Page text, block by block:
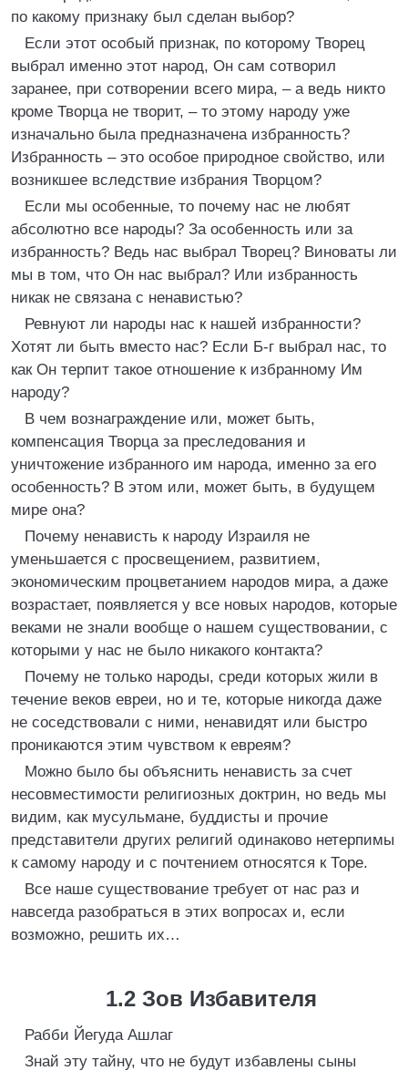
по какому признаку был сделан выбор?
Если этот особый признак, по которому Творец
выбрал именно этот народ, Он сам сотворил
заранее, при сотворении всего мира, – а ведь никто
кроме Творца не творит, – то этому народу уже
изначально была предназначена избранность?
Избранность – это особое природное свойство, или
возникшее вследствие избрания Творцом?
Если мы особенные, то почему нас не любят
абсолютно все народы? За особенность или за
избранность? Ведь нас выбрал Творец? Виноваты ли
мы в том, что Он нас выбрал? Или избранность
никак не связана с ненавистью?
Ревнуют ли народы нас к нашей избранности?
Хотят ли быть вместо нас? Если Б-г выбрал нас, то
как Он терпит такое отношение к избранному Им
народу?
В чем вознаграждение или, может быть,
компенсация Творца за преследования и
уничтожение избранного им народа, именно за его
особенность? В этом или, может быть, в будущем
мире она?
Почему ненависть к народу Израиля не
уменьшается с просвещением, развитием,
экономическим процветанием народов мира, а даже
возрастает, появляется у все новых народов, которые
веками не знали вообще о нашем существовании, с
которыми у нас не было никакого контакта?
Почему не только народы, среди которых жили в
течение веков евреи, но и те, которые никогда даже
не соседствовали с ними, ненавидят или быстро
проникаются этим чувством к евреям?
Можно было бы объяснить ненависть за счет
несовместимости религиозных доктрин, но ведь мы
видим, как мусульмане, буддисты и прочие
представители других религий одинаково нетерпимы
к самому народу и с почтением относятся к Торе.
Все наше существование требует от нас раз и
навсегда разобраться в этих вопросах и, если
возможно, решить их…
1.2 Зов Избавителя
Рабби Йегуда Ашлаг
Знай эту тайну, что не будут избавлены сыны